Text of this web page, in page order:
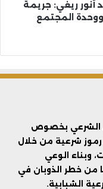
أنور ريغي: جريمة
المجتمع
الشرعي بخصوص
رموز شرعية من خلال
وبناء الوعي
من خطر الذوبان في
الشبابية.